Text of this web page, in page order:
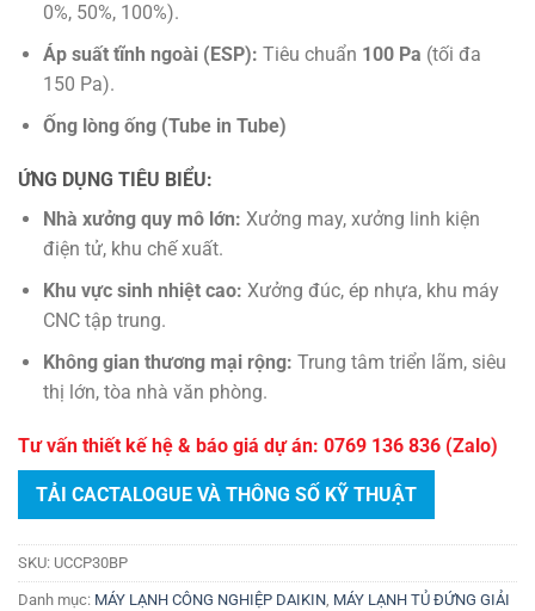
0%, 50%, 100%).
Áp suất tĩnh ngoài (ESP): Tiêu chuẩn 100 Pa (tối đa
150 Pa).
Ống lòng ống (Tube in Tube)
ỨNG DỤNG TIÊU BIỂU:
Nhà xưởng quy mô lớn: Xưởng may, xưởng linh kiện
điện tử, khu chế xuất.
Khu vực sinh nhiệt cao: Xưởng đúc, ép nhựa, khu máy
CNC tập trung.
Không gian thương mại rộng: Trung tâm triển lãm, siêu
thị lớn, tòa nhà văn phòng.
Tư vấn thiết kế hệ & báo giá dự án: 0769 136 836 (Zalo)
TẢI CACTALOGUE VÀ THÔNG SỐ KỸ THUẬT
SKU: UCCP30BP
Danh mục: MÁY LẠNH CÔNG NGHIỆP DAIKIN, MÁY LẠNH TỦ ĐỨNG GIẢI